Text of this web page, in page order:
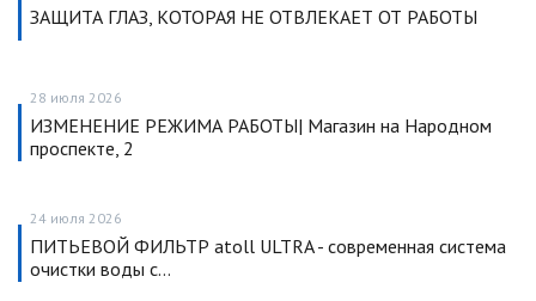
ЗАЩИТА ГЛАЗ, КОТОРАЯ НЕ ОТВЛЕКАЕТ ОТ РАБОТЫ
28 июля 2026
ИЗМЕНЕНИЕ РЕЖИМА РАБОТЫ| Магазин на Народном
проспекте, 2
24 июля 2026
ПИТЬЕВОЙ ФИЛЬТР atoll ULTRA - современная система
очистки воды с…